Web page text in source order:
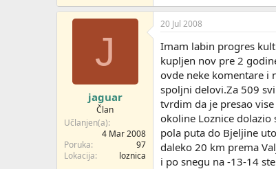
J
jaguar
Član
Učlanjen(a)
4 Mar 2008
Poruka
97
Lokacija
loznica
20 Jul 2008
Imam labin progres
kupljen nov pre 2
ovde neke komentare i
spoljni delovi.Za 509
tvrdim da je presao
okoline Loznice
pola puta do Bjeljine
daleko 20 km prema
i po snegu na -13-14